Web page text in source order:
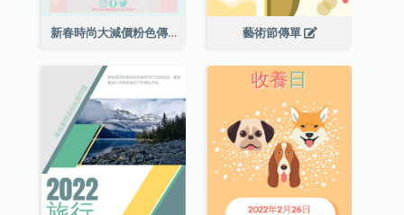
新春時尚大減價粉色傳單 藝術節傳單